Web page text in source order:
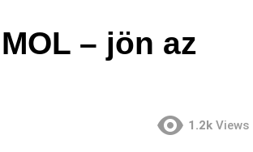
– jön az
1.2k Views